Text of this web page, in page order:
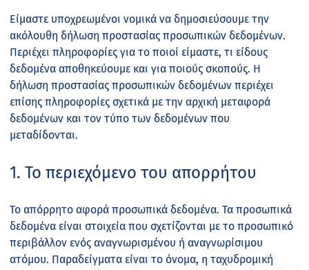
Είμαστε υποχρεωμένοι νομικά να δημοσιεύσουμε την
ακόλουθη δήλωση προστασίας προσωπικών δεδομένων.
Περιέχει πληροφορίες για το ποιοί είμαστε, τι είδους
δεδομένα αποθηκεύουμε και για ποιούς σκοπούς. Η
δήλωση προστασίας προσωπικών δεδομένων περιέχει
επίσης πληροφορίες σχετικά με την αρχική μεταφορά
δεδομένων και τον τύπο των δεδομένων που
μεταδίδονται.
1. Το περιεχόμενο του απορρήτου
Το απόρρητο αφορά προσωπικά δεδομένα. Τα προσωπικά
δεδομένα είναι στοιχεία που σχετίζονται με το προσωπικό
περιβάλλον ενός αναγνωρισμένου ή αναγνωρίσιμου
ατόμου. Παραδείγματα είναι το όνομα, η ταχυδρομική